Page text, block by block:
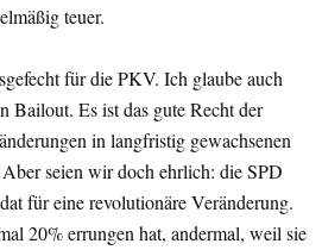
teuer.
für die PKV. Ich glaube auch
Bailout. Es ist das gute Recht der
in langfristig gewachsenen
seien wir doch ehrlich: die SPD
für eine revolutionäre Veränderung.
20% errungen hat, andermal, weil sie